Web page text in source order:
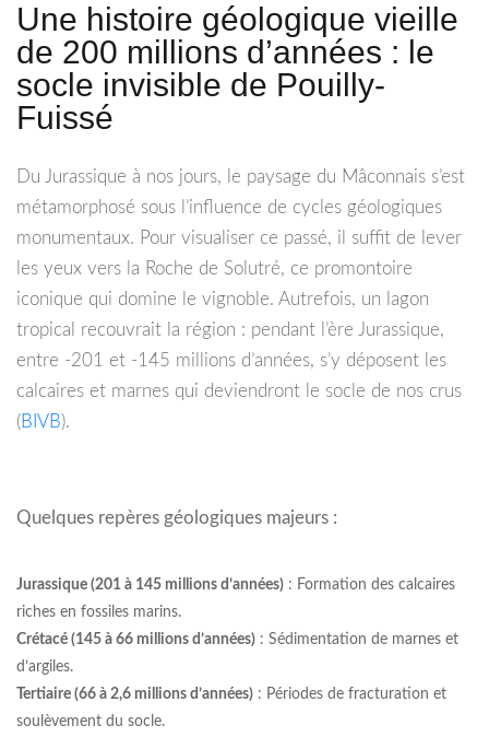
Une histoire géologique vieille
de 200 millions d’années : le
socle invisible de Pouilly-
Fuissé
Du Jurassique à nos jours, le paysage du Mâconnais s’est
métamorphosé sous l’influence de cycles géologiques
monumentaux. Pour visualiser ce passé, il suffit de lever
les yeux vers la Roche de Solutré, ce promontoire
iconique qui domine le vignoble. Autrefois, un lagon
tropical recouvrait la région : pendant l’ère Jurassique,
entre -201 et -145 millions d’années, s’y déposent les
calcaires et marnes qui deviendront le socle de nos crus
(BIVB).
Quelques repères géologiques majeurs :
Jurassique (201 à 145 millions d’années) : Formation des calcaires
riches en fossiles marins.
Crétacé (145 à 66 millions d’années) : Sédimentation de marnes et
d’argiles.
Tertiaire (66 à 2,6 millions d’années) : Périodes de fracturation et
soulèvement du socle.